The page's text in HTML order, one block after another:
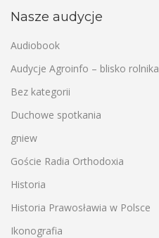
Nasze audycje
Audiobook
Audycje Agroinfo – blisko rolnika
Bez kategorii
Duchowe spotkania
gniew
Goście Radia Orthodoxia
Historia
Historia Prawosławia w Polsce
Ikonografia